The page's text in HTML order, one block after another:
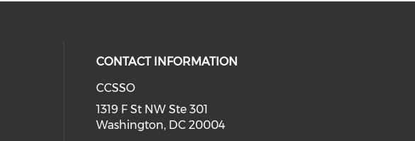
on linkedin (opens in a new window)
media on youtube (opens in a new
CONTACT INFORMATION
CCSSO
1319 F St NW Ste 301
Washington, DC 20004